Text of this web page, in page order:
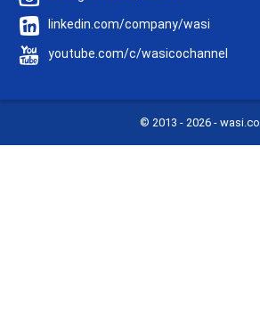
linkedin.com/company/wasi
youtube.com/c/wasicochannel
© 2013 - 2026 - wasi.co